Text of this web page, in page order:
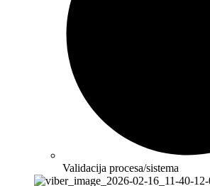
Validacija procesa/sistema